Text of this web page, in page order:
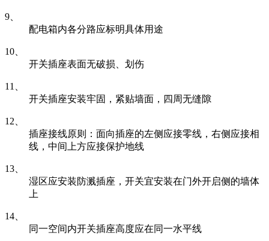
9、
配电箱内各分路应标明具体用途
10、
开关插座表面无破损、划伤
11、
开关插座安装牢固，紧贴墙面，四周无缝隙
12、
插座接线原则：面向插座的左侧应接零线，右侧应接相
线，中间上方应接保护地线
13、
湿区应安装防溅插座，开关宜安装在门外开启侧的墙体
上
14、
同一空间内开关插座高度应在同一水平线